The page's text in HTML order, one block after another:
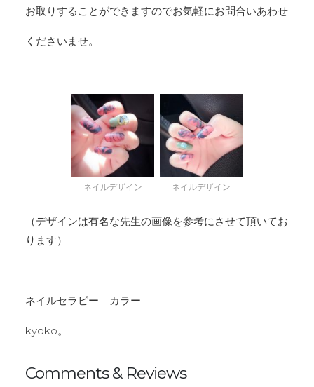
お取りすることができますのでお気軽にお問合いあわせ
くださいませ。
ネイルデザイン ネイルデザイン
（デザインは有名な先生の画像を参考にさせて頂いてお
ります）
ネイルセラピー カラー
kyoko。
Comments & Reviews